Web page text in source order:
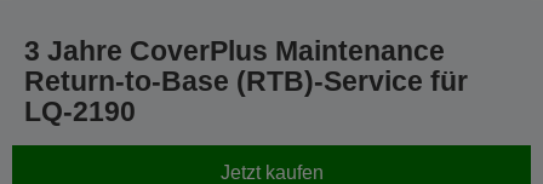
3 Jahre CoverPlus Maintenance
Return-to-Base (RTB)-Service für
LQ-2190
Jetzt kaufen